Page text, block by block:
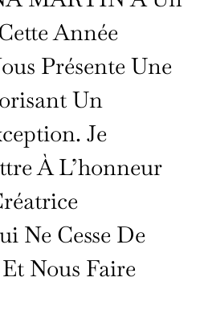
Année
Présente Une
Un
Je
À L’honneur
Ne Cesse De
Nous Faire